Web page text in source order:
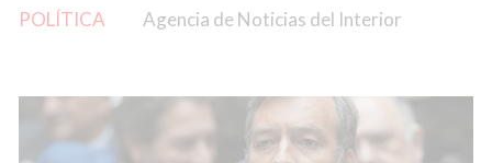
Agencia de Noticias del Interior
POLÍTICA